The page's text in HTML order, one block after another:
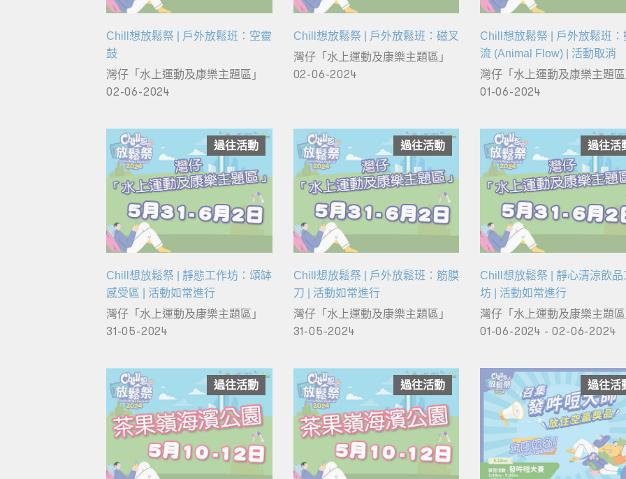
Chill想放鬆祭 | 戶外放鬆班：空靈
鼓
灣仔「水上運動及康樂主題區」
02-06-2024
Chill想放鬆祭 | 戶外放鬆班：磁叉
灣仔「水上運動及康樂主題區」
02-06-2024
Chill想放鬆祭 | 戶外放鬆班：
流 (Animal Flow) | 活動取消
灣仔「水上運動及康樂主題
01-06-2024
過往活動
Chill想放鬆祭 | 靜態工作坊：頌缽
感受區 | 活動如常進行
灣仔「水上運動及康樂主題區」
31-05-2024
過往活動
Chill想放鬆祭 | 戶外放鬆班：筋膜
刀 | 活動如常進行
灣仔「水上運動及康樂主題區」
31-05-2024
過往活
Chill想放鬆祭 | 靜心清涼飲品
坊 | 活動如常進行
灣仔「水上運動及康樂主題
01-06-2024 - 02-06-2024
過往活動 過往活動 過往活